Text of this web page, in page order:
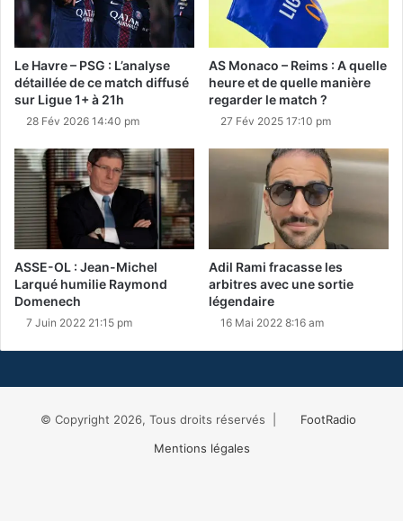
Le Havre – PSG : L’analyse
détaillée de ce match diffusé
sur Ligue 1+ à 21h
28 Fév 2026 14:40 pm
AS Monaco – Reims : A quelle
heure et de quelle manière
regarder le match ?
27 Fév 2025 17:10 pm
ASSE-OL : Jean-Michel
Larqué humilie Raymond
Domenech
7 Juin 2022 21:15 pm
Adil Rami fracasse les
arbitres avec une sortie
légendaire
16 Mai 2022 8:16 am
© Copyright 2026, Tous droits réservés |
FootRadio
Mentions légales